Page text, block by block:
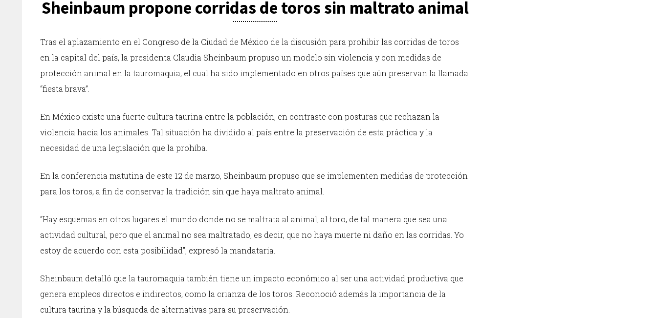
Sheinbaum propone corridas de toros sin maltrato animal
Tras el aplazamiento en el Congreso de la Ciudad de México de la discusión para prohibir las corridas de toros
en la capital del país, la presidenta Claudia Sheinbaum propuso un modelo sin violencia y con medidas de
protección animal en la tauromaquia, el cual ha sido implementado en otros países que aún preservan la llamada
“fiesta brava”.
En México existe una fuerte cultura taurina entre la población, en contraste con posturas que rechazan la
violencia hacia los animales. Tal situación ha dividido al país entre la preservación de esta práctica y la
necesidad de una legislación que la prohíba.
En la conferencia matutina de este 12 de marzo, Sheinbaum propuso que se implementen medidas de protección
para los toros, a fin de conservar la tradición sin que haya maltrato animal.
“Hay esquemas en otros lugares el mundo donde no se maltrata al animal, al toro, de tal manera que sea una
actividad cultural, pero que el animal no sea maltratado, es decir, que no haya muerte ni daño en las corridas. Yo
estoy de acuerdo con esta posibilidad”, expresó la mandataria.
Sheinbaum detalló que la tauromaquia también tiene un impacto económico al ser una actividad productiva que
genera empleos directos e indirectos, como la crianza de los toros. Reconoció además la importancia de la
cultura taurina y la búsqueda de alternativas para su preservación.